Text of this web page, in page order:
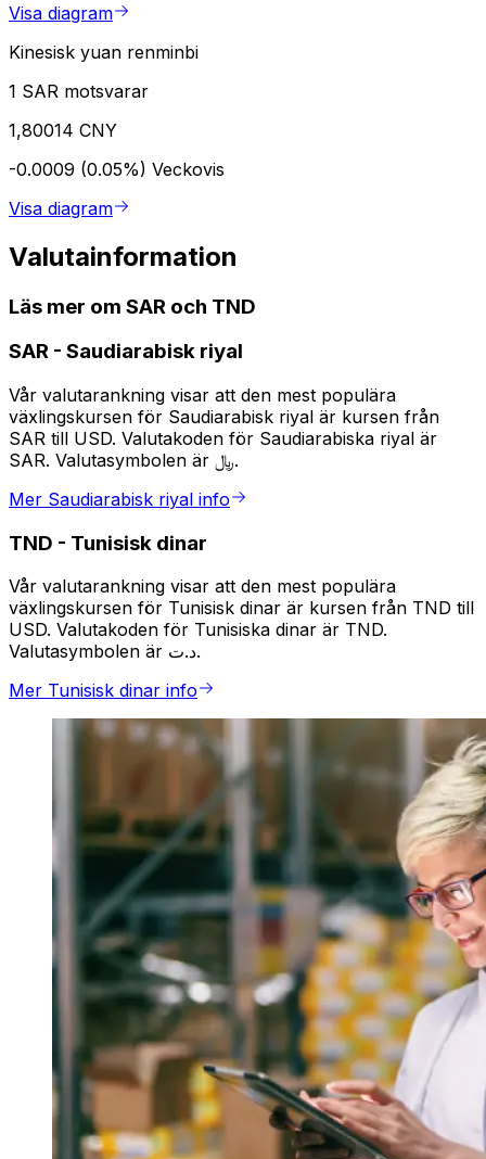
Visa diagram
Kinesisk yuan renminbi
1 SAR motsvarar
1,80014 CNY
-0.0009 (0.05%) Veckovis
Visa diagram
Valutainformation
Läs mer om SAR och TND
SAR - Saudiarabisk riyal
Vår valutarankning visar att den mest populära
växlingskursen för Saudiarabisk riyal är kursen från
SAR till USD. Valutakoden för Saudiarabiska riyal är
SAR. Valutasymbolen är ﷼.
Mer Saudiarabisk riyal info
TND - Tunisisk dinar
Vår valutarankning visar att den mest populära
växlingskursen för Tunisisk dinar är kursen från TND till
USD. Valutakoden för Tunisiska dinar är TND.
Valutasymbolen är د.ت.
Mer Tunisisk dinar info